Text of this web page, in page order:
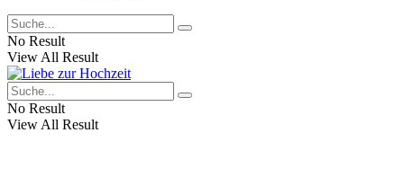
No Result
View All Result
No Result
View All Result